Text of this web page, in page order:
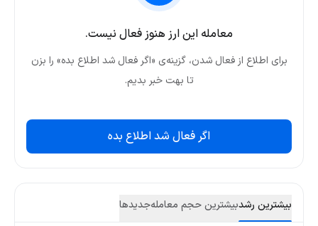
معامله این ارز هنوز فعال نیست.
برای اطلاع از فعال شدن، گزینه‌ی «اگر فعال شد اطلاع بده» را بزن
تا بهت خبر بدیم.
اگر فعال شد اطلاع بده
بیشترین رشدبیشترین حجم معاملهجدید‌ها